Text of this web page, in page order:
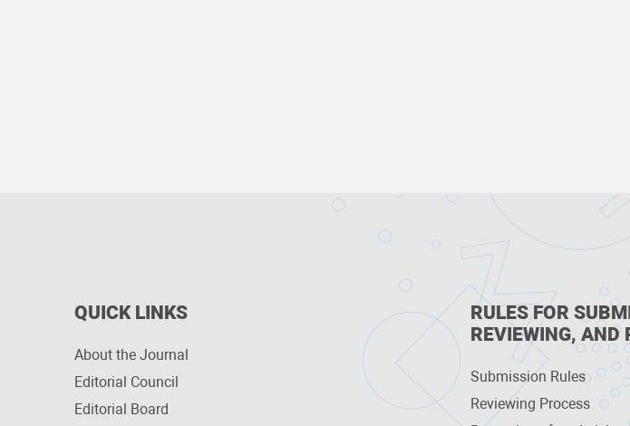
QUICK LINKS
About the Journal
Editorial Council
Editorial Board
RULES FOR
REVIEWING, AND
Submission Rules
Reviewing Process